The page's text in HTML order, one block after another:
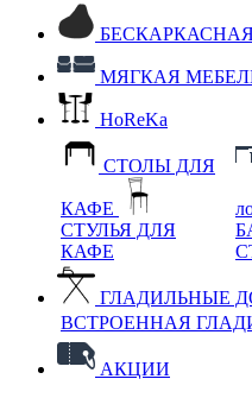
МЯГКАЯ
HoReKa
СТОЛЫ ДЛЯ
КАФЕ
СТУЛЬЯ ДЛЯ
КАФЕ
ГЛАДИЛЬНЫЕ
ВСТРОЕННАЯ
АКЦИИ